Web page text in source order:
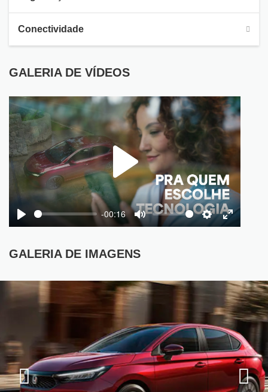
Conectividade
GALERIA DE VÍDEOS
Play
-00:16
Mute Settings
Enter
Play
GALERIA DE IMAGENS